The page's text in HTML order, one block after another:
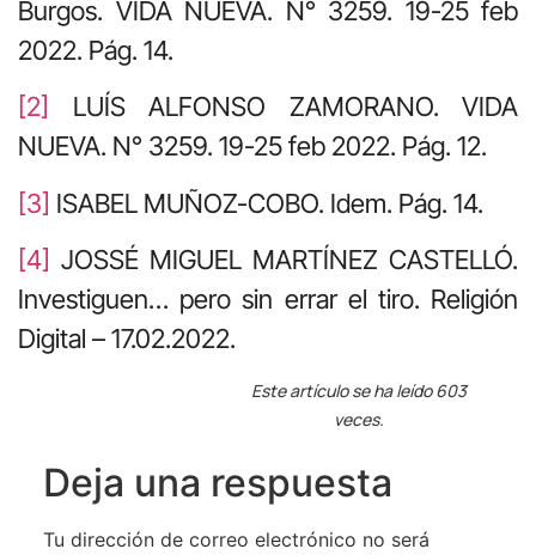
Burgos. VIDA NUEVA. N° 3259. 19-25 feb
2022. Pág. 14.
[2]
LUÍS ALFONSO ZAMORANO. VIDA
NUEVA. N° 3259. 19-25 feb 2022. Pág. 12.
[3] ISABEL MUÑOZ-COBO. Idem. Pág. 14.
[4] JOSSÉ MIGUEL MARTÍNEZ CASTELLÓ.
Investiguen… pero sin errar el tiro. Religión
Digital – 17.02.2022.
Este artículo se ha leído 603
veces.
Deja una respuesta
Tu dirección de correo electrónico no será